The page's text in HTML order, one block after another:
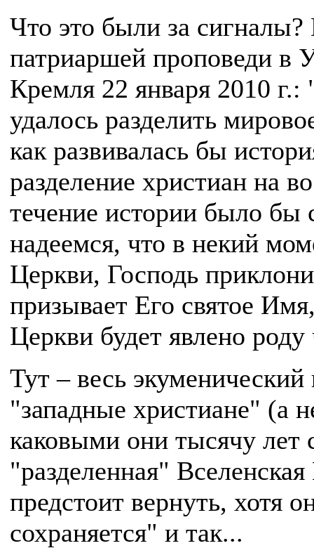
Что это были за
патриаршей проповеди в
Кремля 22 января 2010 г.:
удалось разделить
как развивалась бы
разделение христиан на
течение истории было
надеемся, что в некий
Церкви, Господь
призывает Его святое
Церкви будет явлено
Тут – весь
"западные христиане" (а
каковыми они тысячу лет
"разделенная"
предстоит вернуть, хотя
сохраняется" и так...